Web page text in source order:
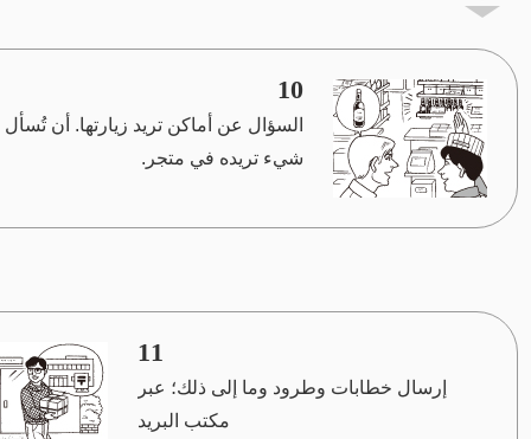
10
السؤال عن أماكن تريد زيارتها. أن
شيء تريده في متجر.
11
إرسال خطابات وطرود وما إلى ذلك؛ عبر
مكتب البريد